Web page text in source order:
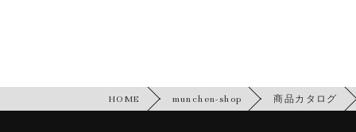
HOME munchen-shop 商品カタログ